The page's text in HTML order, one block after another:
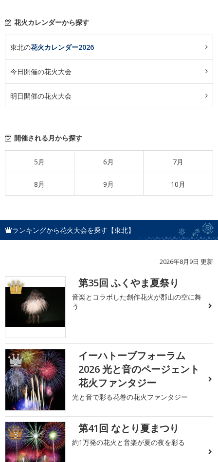
花火カレンダーから探す
東北の花火カレンダー2026
今日開催の花火大会
明日開催の花火大会
開催される月から探す
5月 6月 7月
8月 9月 10月
ランキングから花火大会を探す【東北】
2026年8月9日 更新
1 第35回 ふくやま夏祭り
音楽とコラボした創作花火が郡山の空に舞
う
2
イーハトーブフォーラム
2026 光と音のページェント
花火ファンタジー
光と音で彩る花巻の花火ファンタジー
3 第41回 なとり夏まつり
約1万発の花火と音楽が夏の夜を彩る